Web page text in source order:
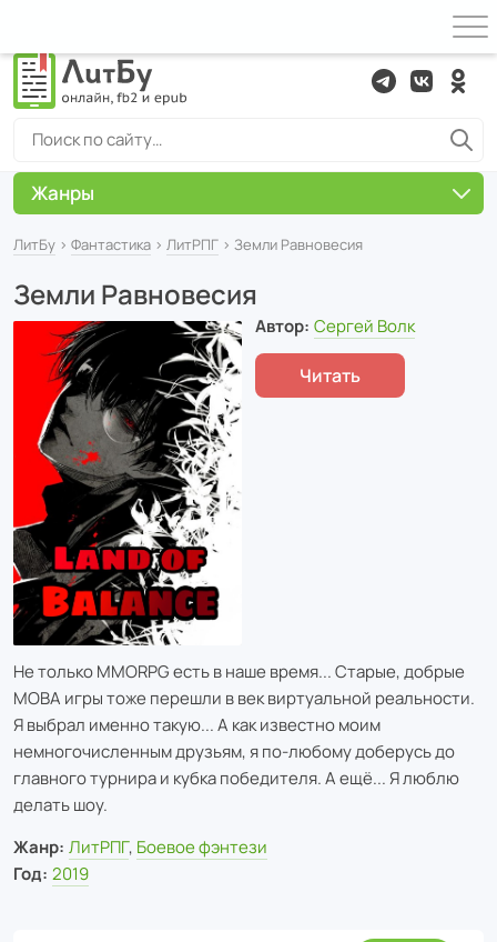
ЛитБу › Фантастика › ЛитРПГ › Земли Равновесия
Земли Равновесия
Автор: Сергей Волк
Читать
Не только MMORPG есть в наше время... Старые, добрые
MOBA игры тоже перешли в век виртуальной реальности.
Я выбрал именно такую... А как известно моим
немногочисленным друзьям, я по-любому доберусь до
главного турнира и кубка победителя. А ещё... Я люблю
делать шоу.
Жанр: ЛитРПГ, Боевое фэнтези
Год: 2019
Жанры